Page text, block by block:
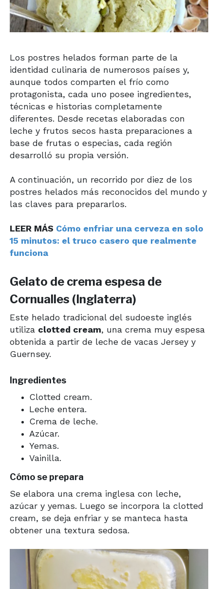
Los postres helados forman parte de la
identidad culinaria de numerosos países y,
aunque todos comparten el frío como
protagonista, cada uno posee ingredientes,
técnicas e historias completamente
diferentes. Desde recetas elaboradas con
leche y frutos secos hasta preparaciones a
base de frutas o especias, cada región
desarrolló su propia versión.
A continuación, un recorrido por diez de los
postres helados más reconocidos del mundo y
las claves para prepararlos.
LEER MÁS Cómo enfriar una cerveza en solo
15 minutos: el truco casero que realmente
funciona
Gelato de crema espesa de
Cornualles (Inglaterra)
Este helado tradicional del sudoeste inglés
utiliza clotted cream, una crema muy espesa
obtenida a partir de leche de vacas Jersey y
Guernsey.
Ingredientes
Clotted cream.
Leche entera.
Crema de leche.
Azúcar.
Yemas.
Vainilla.
Cómo se prepara
Se elabora una crema inglesa con leche,
azúcar y yemas. Luego se incorpora la clotted
cream, se deja enfriar y se manteca hasta
obtener una textura sedosa.